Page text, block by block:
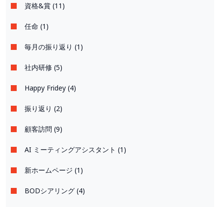
資格&賞 (11)
任命 (1)
毎月の振り返り (1)
社内研修 (5)
Happy Fridey (4)
振り返り (2)
顧客訪問 (9)
AI ミーティングアシスタント (1)
新ホームページ (1)
BODシアリング (4)